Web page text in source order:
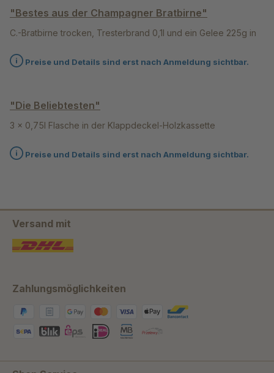
"Bestes aus der Champagner Bratbirne"
C.-Bratbirne trocken, Tresterbrand 0,1l und ein Gelee 225g in
Preise und Details sind erst nach Anmeldung sichtbar.
"Die Beliebtesten"
3 x 0,75l Flasche in der Klappdeckel-Holzkassette
Preise und Details sind erst nach Anmeldung sichtbar.
Versand mit
Zahlungsmöglichkeiten